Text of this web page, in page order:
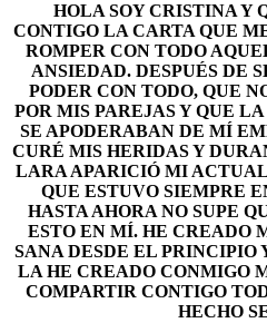
HOLA SOY CRISTINA Y
CONTIGO LA CARTA QUE
ROMPER CON TODO
ANSIEDAD. DESPUÉS DE
PODER CON TODO, QUE
POR MIS PAREJAS Y QUE
SE APODERABAN DE MÍ
CURÉ MIS HERIDAS Y
LARA APARICIÓ MI
QUE ESTUVO SIEMPRE
HASTA AHORA NO SUPE
ESTO EN MÍ. HE CREADO
SANA DESDE EL PRINCIPIO
LA HE CREADO CONMIGO
COMPARTIR CONTIGO
HECHO